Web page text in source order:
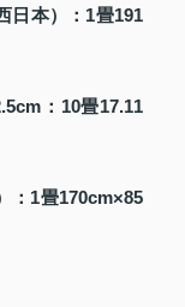
日本）：1畳191
：10畳17.11
：1畳170cm×85